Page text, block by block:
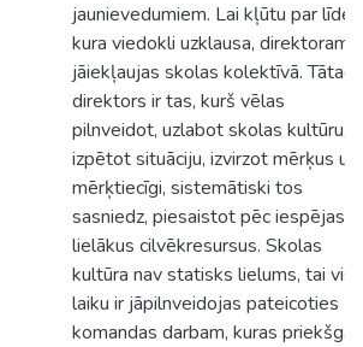
jaunievedumiem. Lai kļūtu par
kura viedokli uzklausa, direktoram ir
jāiekļaujas skolas kolektīvā. Tātad
direktors ir tas, kurš vēlas
pilnveidot, uzlabot skolas kultūru,
izpētot situāciju, izvirzot mērķus un
mērķtiecīgi, sistemātiski tos
sasniedz, piesaistot pēc iespējas
lielākus cilvēkresursus. Skolas
kultūra nav statisks lielums, tai visu
laiku ir jāpilnveidojas pateicoties
komandas darbam, kuras